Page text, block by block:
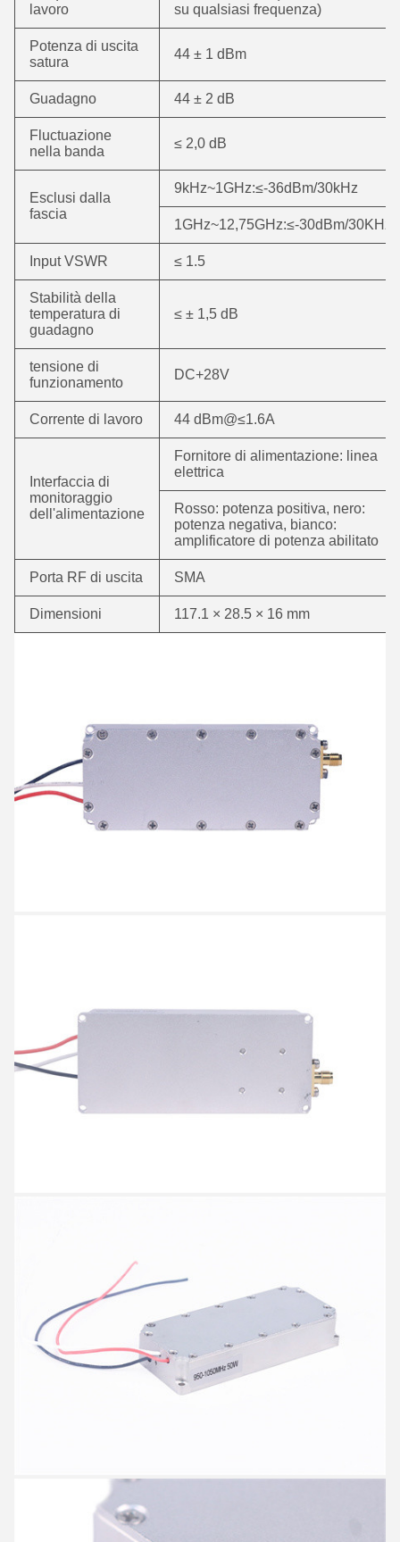
lavoro
su qualsiasi frequenza)
Potenza di uscita
satura
44 ± 1 dBm
Guadagno 44 ± 2 dB
Fluctuazione
nella banda
≤ 2,0 dB
Esclusi dalla
fascia
9kHz~1GHz:≤-36dBm/30kHz
1GHz~12,75GHz:≤-30dBm/30KHz
Input VSWR ≤ 1.5
Stabilità della
temperatura di
guadagno
≤ ± 1,5 dB
tensione di
funzionamento
DC+28V
Corrente di lavoro 44 dBm@≤1.6A
Interfaccia di
monitoraggio
dell'alimentazione
Fornitore di alimentazione: linea
elettrica
Rosso: potenza positiva, nero:
potenza negativa, bianco:
amplificatore di potenza abilitato
Porta RF di uscita SMA
Dimensioni 117.1 × 28.5 × 16 mm